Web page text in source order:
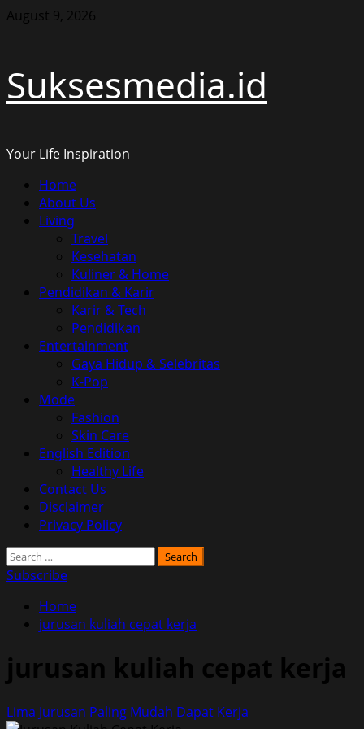
Skip
August 9, 2026
Suksesmedia.id
Your Life Inspiration
Primary
Menu
Home
About Us
Living
Travel
Kesehatan
Kuliner & Home
Pendidikan & Karir
Karir & Tech
Pendidikan
Entertainment
Gaya Hidup & Selebritas
K-Pop
Mode
Fashion
Skin Care
English Edition
Healthy Life
Contact Us
Disclaimer
Privacy Policy
Search
for:
Subscribe
Home
jurusan kuliah cepat kerja
jurusan kuliah cepat kerja
Lima Jurusan Paling Mudah Dapat Kerja